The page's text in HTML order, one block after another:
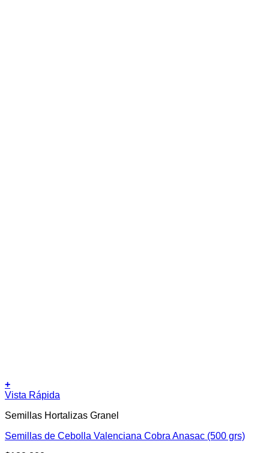
+
Vista Rápida
Semillas Hortalizas Granel
Semillas de Cebolla Valenciana Cobra Anasac (500 grs)